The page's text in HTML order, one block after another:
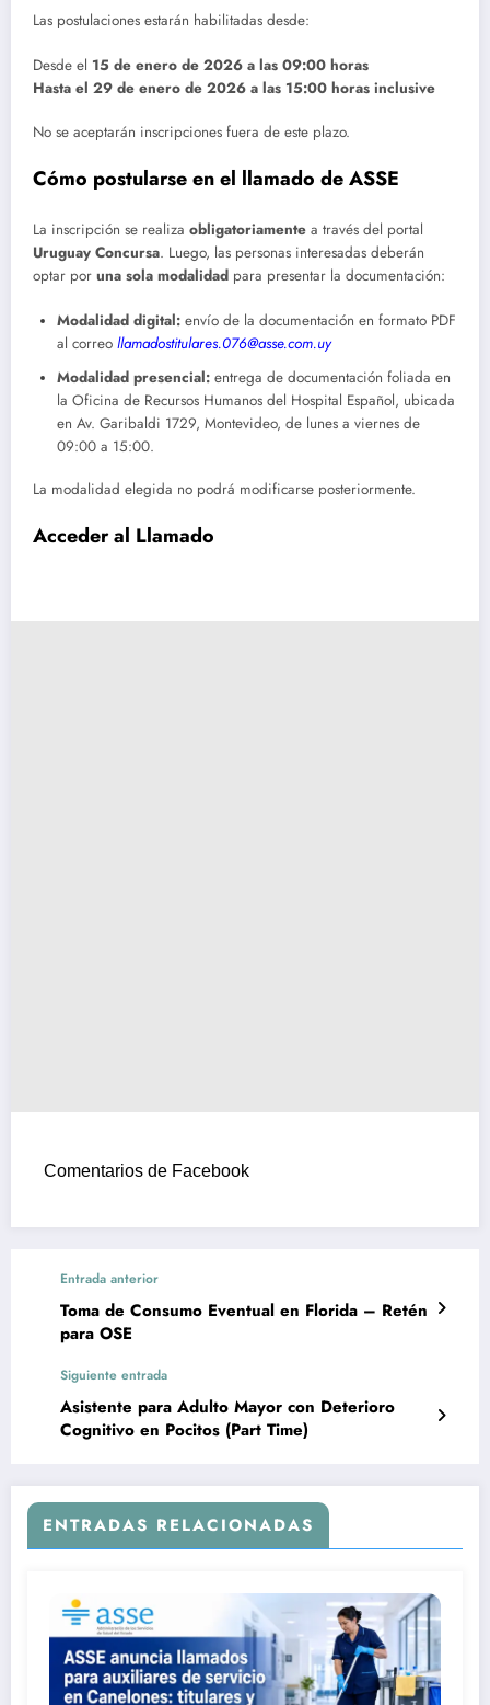
Las postulaciones estarán habilitadas desde:
Desde el 15 de enero de 2026 a las 09:00 horas
Hasta el 29 de enero de 2026 a las 15:00 horas inclusive
No se aceptarán inscripciones fuera de este plazo.
Cómo postularse en el llamado de ASSE
La inscripción se realiza obligatoriamente a través del portal
Uruguay Concursa. Luego, las personas interesadas deberán
optar por una sola modalidad para presentar la documentación:
Modalidad digital: envío de la documentación en formato PDF
al correo llamadostitulares.076@asse.com.uy
Modalidad presencial: entrega de documentación foliada en
la Oficina de Recursos Humanos del Hospital Español, ubicada
en Av. Garibaldi 1729, Montevideo, de lunes a viernes de
09:00 a 15:00.
La modalidad elegida no podrá modificarse posteriormente.
Acceder al Llamado
Comentarios de Facebook
Entrada anterior
Toma de Consumo Eventual en Florida – Retén
para OSE
Siguiente entrada
Asistente para Adulto Mayor con Deterioro
Cognitivo en Pocitos (Part Time)
ENTRADAS RELACIONADAS